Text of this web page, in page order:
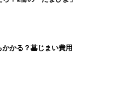
かる？墓じまい費用